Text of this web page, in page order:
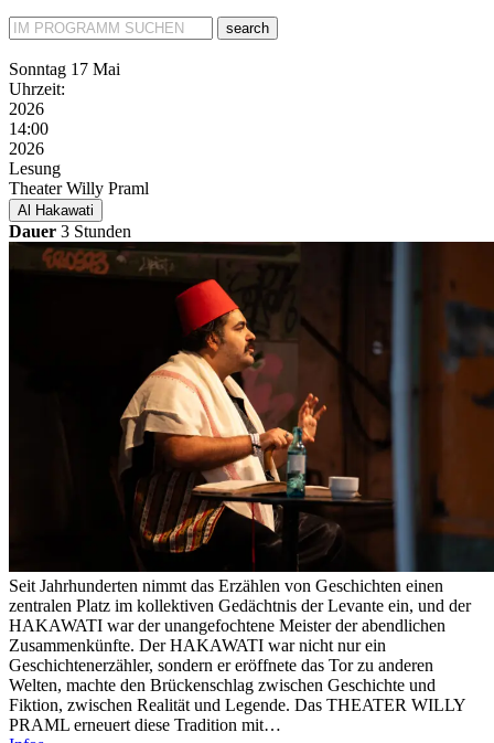
search
Sonntag 17 Mai
Uhrzeit:
2026
14:00
2026
Lesung
Theater Willy Praml
Al Hakawati
Dauer 3 Stunden
Seit Jahrhunderten nimmt das Erzählen von Geschichten einen
zentralen Platz im kollektiven Gedächtnis der Levante ein, und der
HAKAWATI war der unangefochtene Meister der abendlichen
Zusammenkünfte. Der HAKAWATI war nicht nur ein
Geschichtenerzähler, sondern er eröffnete das Tor zu anderen
Welten, machte den Brückenschlag zwischen Geschichte und
Fiktion, zwischen Realität und Legende. Das THEATER WILLY
PRAML erneuert diese Tradition mit…